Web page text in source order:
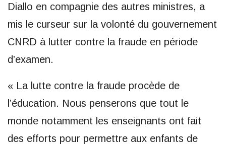
Diallo en compagnie des autres ministres, a
mis le curseur sur la volonté du gouvernement
CNRD à lutter contre la fraude en période
d’examen.
« La lutte contre la fraude procède de
l’éducation. Nous penserons que tout le
monde notamment les enseignants ont fait
des efforts pour permettre aux enfants de